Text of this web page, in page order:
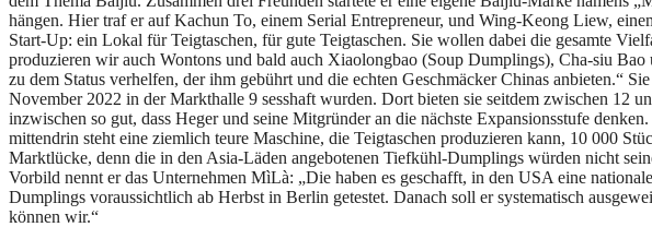
hängen. Hier traf er auf Kachun To, einem Serial Entrepreneur, und Wing-Keong Liew,
Start-Up: ein Lokal für Teigtaschen, für gute Teigtaschen. Sie wollen dabei die gesamte
produzieren wir auch Wontons und bald auch Xiaolongbao (Soup Dumplings), Cha-siu
zu dem Status verhelfen, der ihm gebührt und die echten Geschmäcker Chinas anbieten.“
November 2022 in der Markthalle 9 sesshaft wurden. Dort bieten sie seitdem zwischen 12
inzwischen so gut, dass Heger und seine Mitgründer an die nächste Expansionsstufe
mittendrin steht eine ziemlich teure Maschine, die Teigtaschen produzieren kann, 10 000
Marktlücke, denn die in den Asia-Läden angebotenen Tiefkühl-Dumplings würden nicht
Vorbild nennt er das Unternehmen MìLà: „Die haben es geschafft, in den USA eine
Dumplings voraussichtlich ab Herbst in Berlin getestet. Danach soll er systematisch
können wir.“